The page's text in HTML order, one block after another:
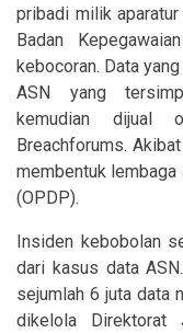
pribadi milik
Badan
kebocoran. Data
ASN yang
kemudian dijual
Breachforums.
membentuk
(OPDP).
Insiden kebobolan
dari kasus data
sejumlah 6 juta data
dikelola Direktorat